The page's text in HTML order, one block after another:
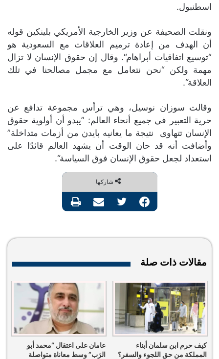
اسطنبول.
ونقلت الصحيفة عن وزير الخارجية الأمريكي بلينكين قوله
أن الهدف من إعادة ترميم العلاقات مع السعودية هو
“توسيع اتفاقيات أبراهام“. وقال إن حقوق الإنسان لا تزال
مهمة ولكن “نحن نتعامل مع مجمل مصالحنا في تلك
العلاقة“.
وقالت سوزان نوسيل، وهي ترأس مجموعة تدافع عن
حرية التعبير في جميع أنحاء العالم: ”يبدو أن أولوية حقوق
الإنسان تتهاوى
نتيجة ما يعانيه بايدن من أزمات متداخلة”
وأضافت أنه قد حان الوقت أن يشهد العالم قائدًا على
استعداد لجعل حقوق الإنسان فوق السياسة“.
شاركها
فيسبوك تويتر مشاركة عبر البريد طباعة
مقالات ذات صلة
كيف حرم ابن سلمان أبناء
المملكة من حق اللجوء والسفر؟
عامان على اعتقال “محمد أبو
الرَب” وسط معاناة متواصلة